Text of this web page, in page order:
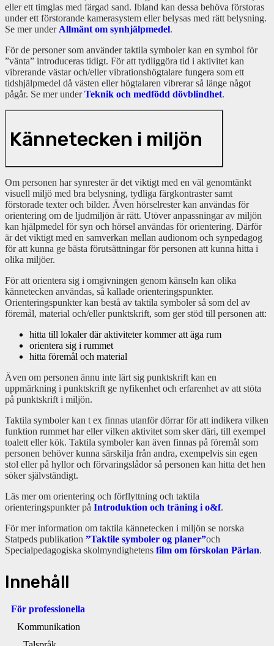
eller ett timglas med färgad sand. Ibland kan dessa behöva förstoras
under ett förstorande kamerasystem eller belysas med rätt belysning.
Se mer under Allmänt om synhjälpmedel.
För de personer som använder taktila symboler kan en symbol för
”vänta” introduceras tidigt. För att tydliggöra tid i aktivitet kan
vibrerande västar och/eller vibrationshögtalare fungera som ett
tidshjälpmedel då västen eller högtalaren vibrerar så länge något
pågår. Se mer underTeknik och medfödd dövblindhet.
Kännetecken i miljön
Om personen har synrester är det viktigt med en väl genomtänkt
visuell miljö med bra belysning, tydliga färgkontraster samt
förstorade texter och bilder. Även hörselrester kan användas för
orientering om de ljudmiljön är rätt. Utöver anpassningar av miljön
kan hjälpmedel för syn och hörsel användas för orientering. Därför
är det viktigt med en samverkan mellan audionom och synpedagog
för att kunna ge bästa förutsättningar för personen att kunna hitta i
olika miljöer.
För att orientera sig i omgivningen genom känseln kan olika
kännetecken användas, så kallade orienteringspunkter.
Orienteringspunkter kan bestå av taktila symboler så som del av
föremål, material och/eller punktskrift, som ger stöd till personen att:
hitta till lokaler där aktiviteter kommer att äga rum
orientera sig i rummet
hitta föremål och material
Även om personen ännu inte lärt sig punktskrift kan en
uppmärkning i punktskrift ge nyfikenhet och erfarenhet av att stöta
på punktskrift i miljön.
Taktila symboler kan t ex finnas utanför dörrar för att indikera vilken
funktion rummet har eller vilken aktivitet som sker däri, till exempel
toalett eller kök. Taktila symboler kan även finnas på föremål som
personen behöver kunna särskilja från andra, exempelvis sin egen
stol eller på hyllor och förvaringslådor så personen kan hitta det hen
söker självständigt.
Läs mer om orientering och förflyttning och taktila
orienteringspunkter på Introduktion och träning i o&f.
För mer information om taktila kännetecken i miljön se norska
Statpeds publikation ”Taktile symboler og planer”och
Specialpedagogiska skolmyndighetens film om förskolan Pärlan.
Innehåll
För professionella
Kommunikation